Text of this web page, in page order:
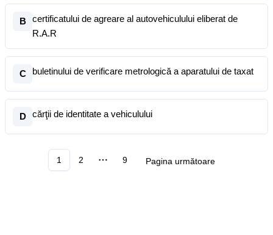
B
certificatului de agreare al autovehiculului eliberat de
R.A.R
C buletinului de verificare metrologică a aparatului de taxat
D cărţii de identitate a vehiculului
1 2
More pages
9 Pagina următoare